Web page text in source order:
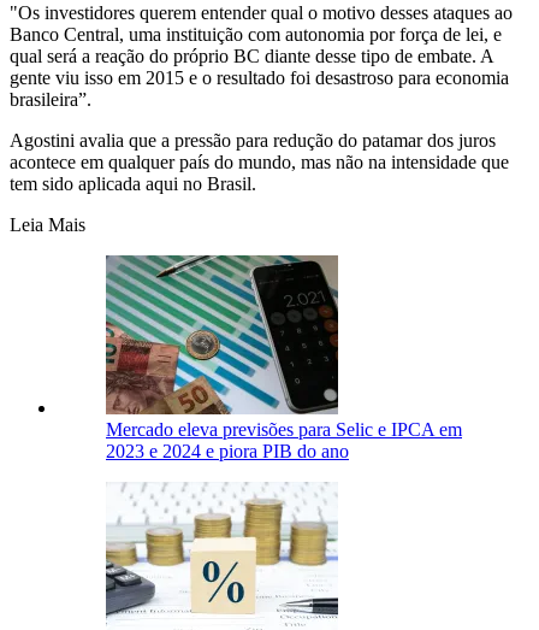
"Os investidores querem entender qual o motivo desses ataques ao
Banco Central, uma instituição com autonomia por força de lei, e
qual será a reação do próprio BC diante desse tipo de embate. A
gente viu isso em 2015 e o resultado foi desastroso para economia
brasileira”.
Agostini avalia que a pressão para redução do patamar dos juros
acontece em qualquer país do mundo, mas não na intensidade que
tem sido aplicada aqui no Brasil.
Leia Mais
Mercado eleva previsões para Selic e IPCA em
2023 e 2024 e piora PIB do ano